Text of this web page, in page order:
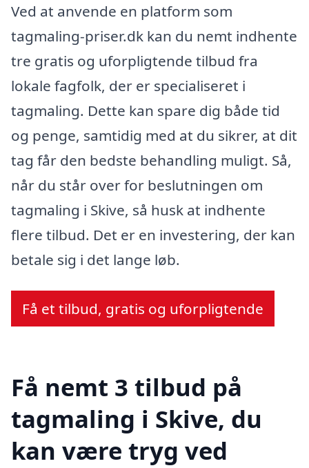
Ved at anvende en platform som
tagmaling-priser.dk kan du nemt indhente
tre gratis og uforpligtende tilbud fra
lokale fagfolk, der er specialiseret i
tagmaling. Dette kan spare dig både tid
og penge, samtidig med at du sikrer, at dit
tag får den bedste behandling muligt. Så,
når du står over for beslutningen om
tagmaling i Skive, så husk at indhente
flere tilbud. Det er en investering, der kan
betale sig i det lange løb.
Få et tilbud, gratis og uforpligtende
Få nemt 3 tilbud på
tagmaling i Skive, du
kan være tryg ved